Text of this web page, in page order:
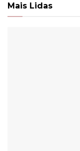
Mais Lidas